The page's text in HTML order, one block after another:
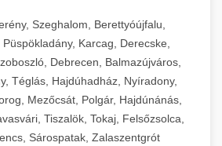
Szeghalom, Berettyóújfalu,
Karcag, Derecske,
Debrecen, Balmazújváros,
Téglás, Hajdúhadház, Nyíradony,
Mezőcsát, Polgár, Hajdúnánás,
Tiszalök, Tokaj, Felsőzsolca,
Sárospatak, Zalaszentgrót